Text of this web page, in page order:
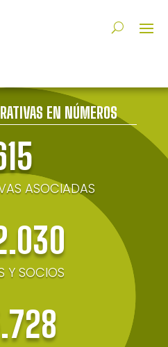
EN NÚMEROS
ASOCIADAS
Y SOCIOS